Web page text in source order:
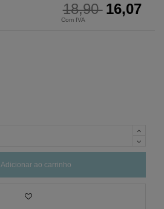
18,90 16,07
Com IVA
Adicionar ao carrinho